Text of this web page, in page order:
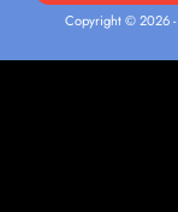
Copyright © 2026 -